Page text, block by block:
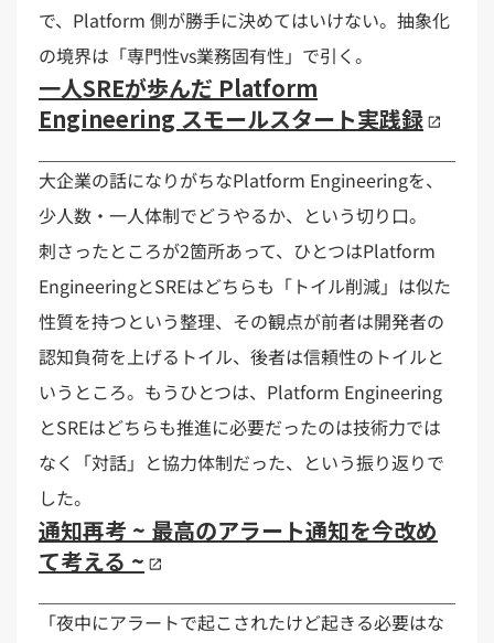
で、Platform 側が勝手に決めてはいけない。抽象化
の境界は「専門性vs業務固有性」で引く。
一人SREが歩んだ Platform
Engineering スモールスタート実践録
大企業の話になりがちなPlatform Engineeringを、
少人数・一人体制でどうやるか、という切り口。
刺さったところが2箇所あって、ひとつはPlatform
EngineeringとSREはどちらも「トイル削減」は似た
性質を持つという整理、その観点が前者は開発者の
認知負荷を上げるトイル、後者は信頼性のトイルと
いうところ。もうひとつは、Platform Engineering
とSREはどちらも推進に必要だったのは技術力では
なく「対話」と協力体制だった、という振り返りで
した。
通知再考 ~ 最高のアラート通知を今改め
て考える ~
「夜中にアラートで起こされたけど起きる必要はな